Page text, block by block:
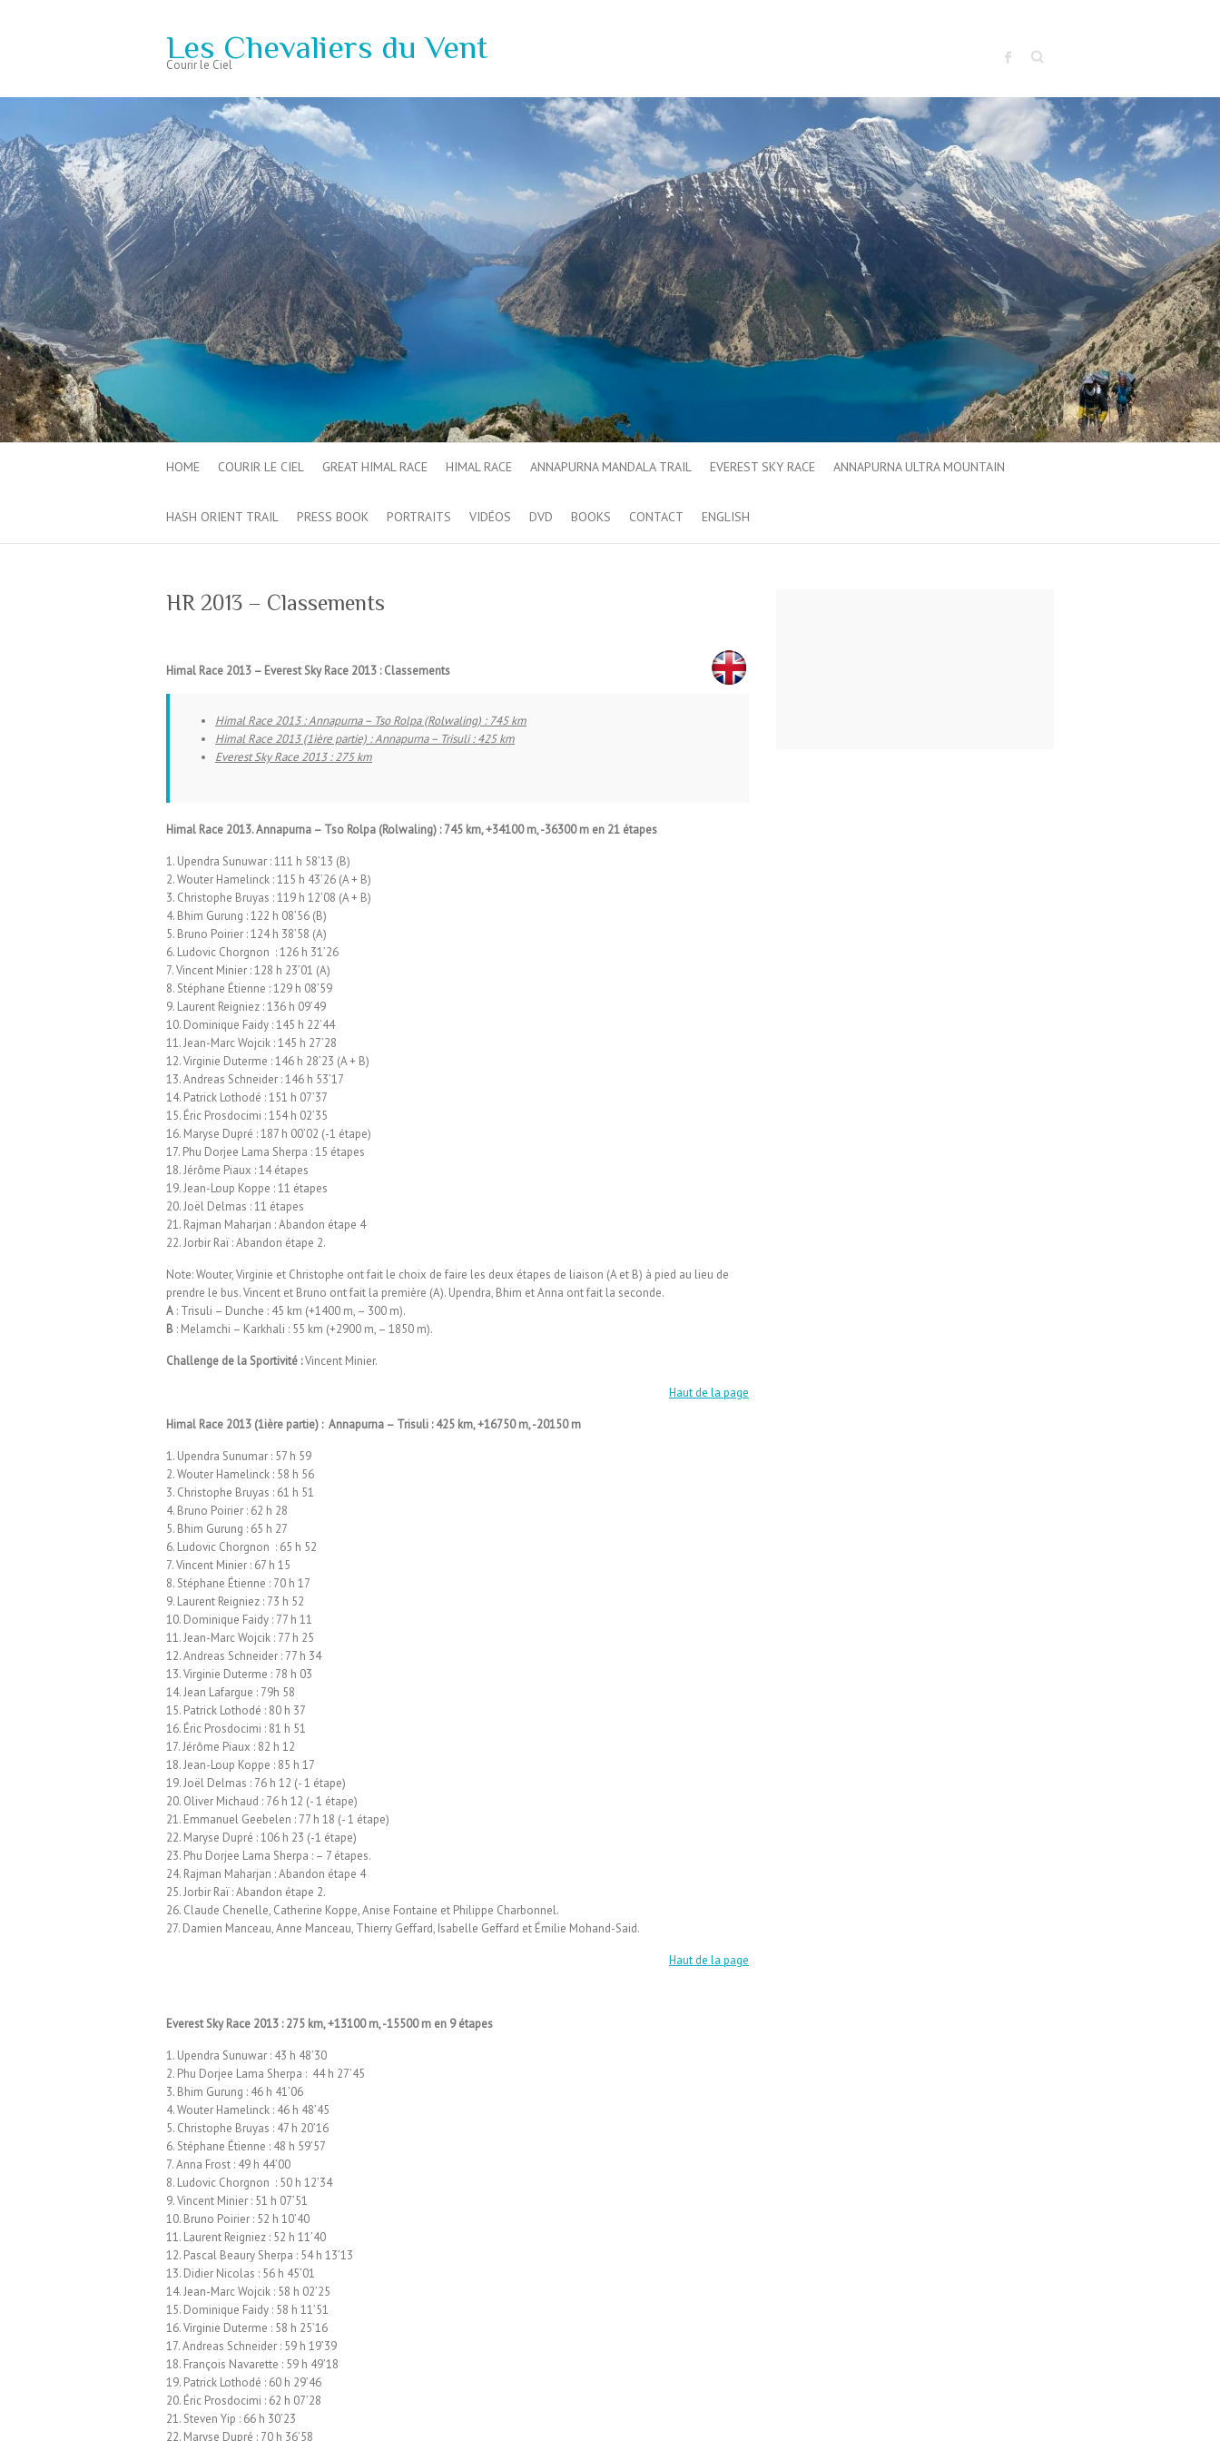
Search
Les Chevaliers du Vent
Courir le Ciel
HOME COURIR LE CIEL GREAT HIMAL RACE HIMAL RACE ANNAPURNA MANDALA TRAIL EVEREST SKY RACE ANNAPURNA ULTRA MOUNTAIN
HASH ORIENT TRAIL PRESS BOOK PORTRAITS VIDÉOS DVD BOOKS CONTACT ENGLISH
HR 2013 – Classements
Himal Race 2013 – Everest Sky Race 2013 : Classements
Himal Race 2013 : Annapurna – Tso Rolpa (Rolwaling) : 745 km
Himal Race 2013 (1ière partie) : Annapurna – Trisuli : 425 km
Everest Sky Race 2013 : 275 km
Himal Race 2013. Annapurna – Tso Rolpa (Rolwaling) : 745 km, +34100 m, -36300 m en 21 étapes
1. Upendra Sunuwar : 111 h 58’13 (B)
2. Wouter Hamelinck : 115 h 43’26 (A + B)
3. Christophe Bruyas : 119 h 12’08 (A + B)
4. Bhim Gurung : 122 h 08’56 (B)
5. Bruno Poirier : 124 h 38’58 (A)
6. Ludovic Chorgnon : 126 h 31’26
7. Vincent Minier : 128 h 23’01 (A)
8. Stéphane Étienne : 129 h 08’59
9. Laurent Reigniez : 136 h 09’49
10. Dominique Faidy : 145 h 22’44
11. Jean-Marc Wojcik : 145 h 27’28
12. Virginie Duterme : 146 h 28’23 (A + B)
13. Andreas Schneider : 146 h 53’17
14. Patrick Lothodé : 151 h 07’37
15. Éric Prosdocimi : 154 h 02’35
16. Maryse Dupré : 187 h 00’02 (-1 étape)
17. Phu Dorjee Lama Sherpa : 15 étapes
18. Jérôme Piaux : 14 étapes
19. Jean-Loup Koppe : 11 étapes
20. Joël Delmas : 11 étapes
21. Rajman Maharjan : Abandon étape 4
22. Jorbir Raï : Abandon étape 2.
Note: Wouter, Virginie et Christophe ont fait le choix de faire les deux étapes de liaison (A et B) à pied au lieu de
prendre le bus. Vincent et Bruno ont fait la première (A). Upendra, Bhim et Anna ont fait la seconde.
A : Trisuli – Dunche : 45 km (+1400 m, – 300 m).
B : Melamchi – Karkhali : 55 km (+2900 m, – 1850 m).
Challenge de la Sportivité :Vincent Minier.
Haut de la page
Himal Race 2013 (1ière partie) : Annapurna – Trisuli : 425 km, +16750 m, -20150 m
1. Upendra Sunumar : 57 h 59
2. Wouter Hamelinck : 58 h 56
3. Christophe Bruyas : 61 h 51
4. Bruno Poirier : 62 h 28
5. Bhim Gurung : 65 h 27
6. Ludovic Chorgnon : 65 h 52
7. Vincent Minier : 67 h 15
8. Stéphane Étienne : 70 h 17
9. Laurent Reigniez : 73 h 52
10. Dominique Faidy : 77 h 11
11. Jean-Marc Wojcik : 77 h 25
12. Andreas Schneider : 77 h 34
13. Virginie Duterme : 78 h 03
14. Jean Lafargue : 79h 58
15. Patrick Lothodé : 80 h 37
16. Éric Prosdocimi : 81 h 51
17. Jérôme Piaux : 82 h 12
18. Jean-Loup Koppe : 85 h 17
19. Joël Delmas : 76 h 12 (- 1 étape)
20. Oliver Michaud : 76 h 12 (- 1 étape)
21. Emmanuel Geebelen : 77 h 18 (- 1 étape)
22. Maryse Dupré : 106 h 23 (-1 étape)
23. Phu Dorjee Lama Sherpa : – 7 étapes.
24. Rajman Maharjan : Abandon étape 4
25. Jorbir Raï : Abandon étape 2.
26. Claude Chenelle, Catherine Koppe, Anise Fontaine et Philippe Charbonnel.
27. Damien Manceau, Anne Manceau, Thierry Geffard, Isabelle Geffard et Émilie Mohand-Said.
Haut de la page
Everest Sky Race 2013 : 275 km, +13100 m, -15500 m en 9 étapes
1. Upendra Sunuwar : 43 h 48’30
2. Phu Dorjee Lama Sherpa : 44 h 27’45
3. Bhim Gurung : 46 h 41’06
4. Wouter Hamelinck : 46 h 48’45
5. Christophe Bruyas : 47 h 20’16
6. Stéphane Étienne : 48 h 59’57
7. Anna Frost : 49 h 44’00
8. Ludovic Chorgnon : 50 h 12’34
9. Vincent Minier : 51 h 07’51
10. Bruno Poirier : 52 h 10’40
11. Laurent Reigniez : 52 h 11’40
12. Pascal Beaury Sherpa : 54 h 13’13
13. Didier Nicolas : 56 h 45’01
14. Jean-Marc Wojcik : 58 h 02’25
15. Dominique Faidy : 58 h 11’51
16. Virginie Duterme : 58 h 25’16
17. Andreas Schneider : 59 h 19’39
18. François Navarette : 59 h 49’18
19. Patrick Lothodé : 60 h 29’46
20. Éric Prosdocimi : 62 h 07’28
21. Steven Yip : 66 h 30’23
22. Maryse Dupré : 70 h 36’58